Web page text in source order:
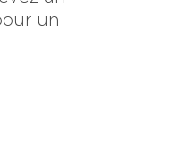
un